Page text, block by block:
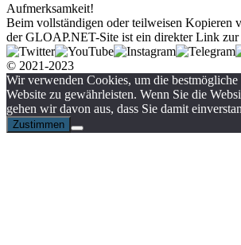
Aufmerksamkeit!
Beim vollständigen oder teilweisen Kopieren
der GLOAP.NET-Site ist ein direkter Link
© 2021-2023
Wir verwenden Cookies, um die
Website zu gewährleisten. Wenn Sie die
gehen wir davon aus, dass Sie damit
Zustimmen